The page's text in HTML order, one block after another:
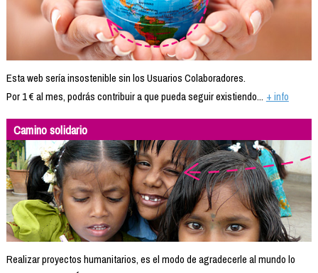
Esta web sería insostenible sin los Usuarios Colaboradores.
Por 1 € al mes, podrás contribuir a que pueda seguir existiendo... + info
Camino solidario
Realizar proyectos humanitarios, es el modo de agradecerle al mundo lo